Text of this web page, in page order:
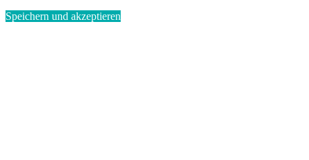
Speichern und akzeptieren